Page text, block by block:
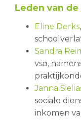
Leden van
Eline Derks
Sandra
vso,
Janna
sociale
inkomen